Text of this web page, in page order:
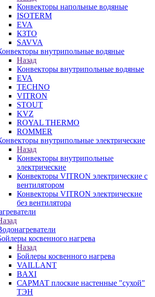
Конвекторы напольные водяные
ISOTERM
EVA
КЗТО
SAVVA
внутрипольные водяные
Назад
Конвекторы внутрипольные водяные
EVA
TECHNO
VITRON
STOUT
KVZ
ROYAL THERMO
ROMMER
внутрипольные электрические
Назад
Конвекторы внутрипольные
электрические
Конвекторы VITRON электрические с
вентилятором
Конвекторы VITRON электрические
без вентилятора
косвенного нагрева
Назад
Бойлеры косвенного нагрева
VAILLANT
BAXI
САРМАТ плоские настенные "сухой"
ТЭН